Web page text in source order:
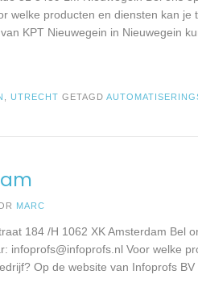
welke producten en diensten kan je
KPT Nieuwegein in Nieuwegein
,UTRECHT GETAGD
MARC
184 /H 1062 XK Amsterdam Bel
infoprofs@infoprofs.nl Voor welke
Op de website van Infoprofs BV